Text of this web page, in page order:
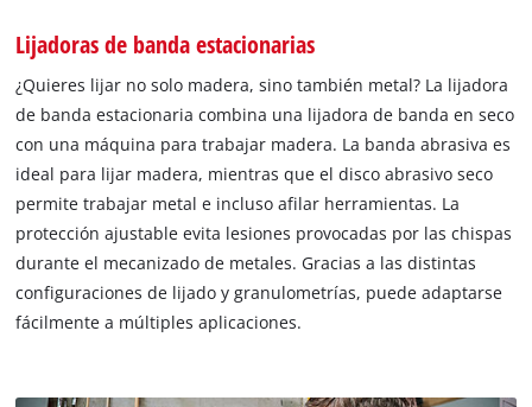
Lijadoras de banda estacionarias
¿Quieres lijar no solo madera, sino también metal? La lijadora
de banda estacionaria combina una lijadora de banda en seco
con una máquina para trabajar madera. La banda abrasiva es
ideal para lijar madera, mientras que el disco abrasivo seco
permite trabajar metal e incluso afilar herramientas. La
protección ajustable evita lesiones provocadas por las chispas
durante el mecanizado de metales. Gracias a las distintas
configuraciones de lijado y granulometrías, puede adaptarse
fácilmente a múltiples aplicaciones.